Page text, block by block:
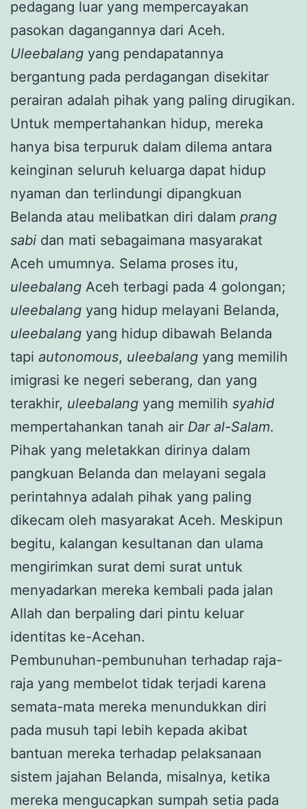
pedagang luar yang mempercayakan
pasokan dagangannya dari Aceh.
Uleebalang yang pendapatannya
bergantung pada perdagangan disekitar
perairan adalah pihak yang paling dirugikan.
Untuk mempertahankan hidup, mereka
hanya bisa terpuruk dalam dilema antara
keinginan seluruh keluarga dapat hidup
nyaman dan terlindungi dipangkuan
Belanda atau melibatkan diri dalam prang
sabi dan mati sebagaimana masyarakat
Aceh umumnya. Selama proses itu,
uleebalang Aceh terbagi pada 4 golongan;
uleebalang yang hidup melayani Belanda,
uleebalang yang hidup dibawah Belanda
tapi autonomous, uleebalang yang memilih
imigrasi ke negeri seberang, dan yang
terakhir, uleebalang yang memilih syahid
mempertahankan tanah air Dar al-Salam.
Pihak yang meletakkan dirinya dalam
pangkuan Belanda dan melayani segala
perintahnya adalah pihak yang paling
dikecam oleh masyarakat Aceh. Meskipun
begitu, kalangan kesultanan dan ulama
mengirimkan surat demi surat untuk
menyadarkan mereka kembali pada jalan
Allah dan berpaling dari pintu keluar
identitas ke-Acehan.
Pembunuhan-pembunuhan terhadap raja-
raja yang membelot tidak terjadi karena
semata-mata mereka menundukkan diri
pada musuh tapi lebih kepada akibat
bantuan mereka terhadap pelaksanaan
sistem jajahan Belanda, misalnya, ketika
mereka mengucapkan sumpah setia pada